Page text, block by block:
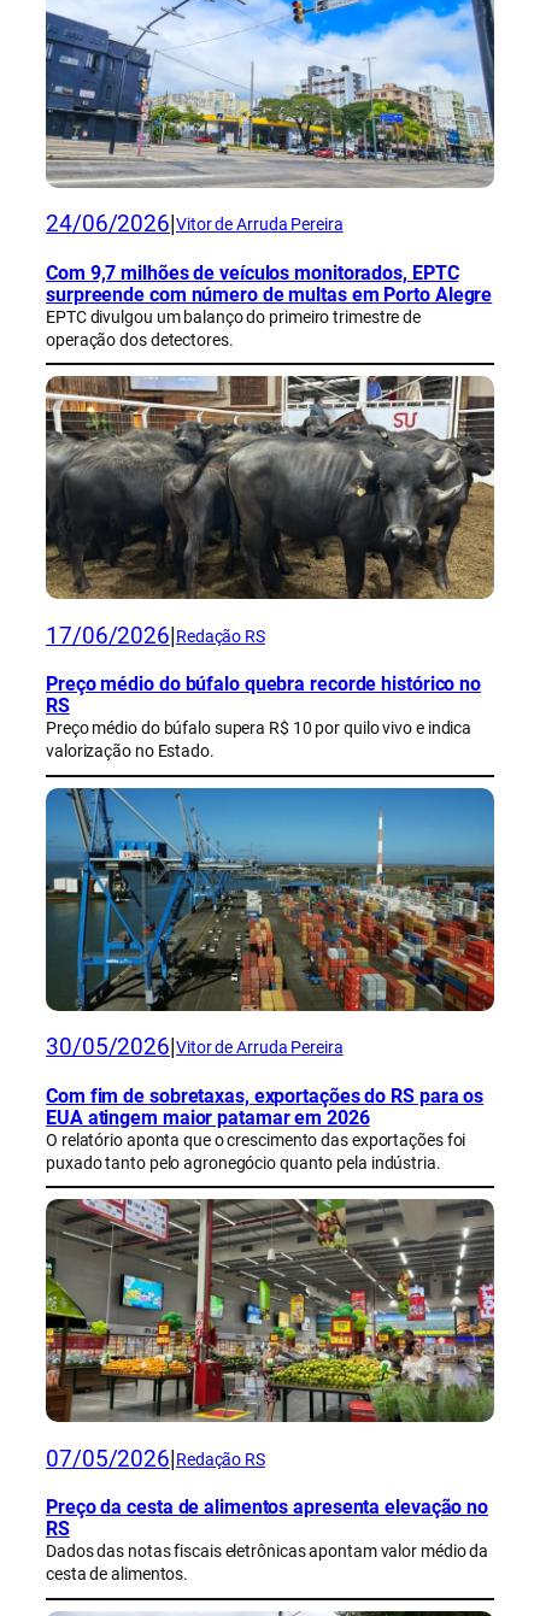
24/06/2026 Vitor de Arruda Pereira
Com 9,7 milhões de veículos monitorados, EPTC
surpreende com número de multas em Porto Alegre
EPTC divulgou um balanço do primeiro trimestre de
operação dos detectores.
17/06/2026 Redação RS
Preço médio do búfalo quebra recorde histórico no
RS
Preço médio do búfalo supera R$ 10 por quilo vivo e indica
valorização no Estado.
30/05/2026 Vitor de Arruda Pereira
Com fim de sobretaxas, exportações do RS para os
EUA atingem maior patamar em 2026
O relatório aponta que o crescimento das exportações foi
puxado tanto pelo agronegócio quanto pela indústria.
07/05/2026 Redação RS
Preço da cesta de alimentos apresenta elevação no
RS
Dados das notas fiscais eletrônicas apontam valor médio da
cesta de alimentos.